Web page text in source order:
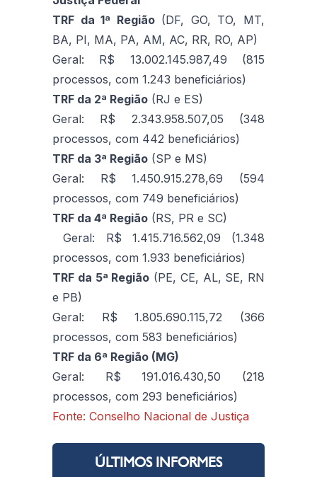
TRF da 1ª Região(DF, GO, TO, MT,
BA, PI, MA, PA, AM, AC, RR, RO, AP)
Geral: R$ 13.002.145.987,49 (815
processos, com 1.243 beneficiários)
TRF da 2ª Região (RJ e ES)
Geral: R$ 2.343.958.507,05 (348
processos, com 442 beneficiários)
TRF da 3ª Região (SP e MS)
Geral: R$ 1.450.915.278,69 (594
processos, com 749 beneficiários)
TRF da 4ª Região (RS, PR e SC)
Geral: R$ 1.415.716.562,09 (1.348
processos, com 1.933 beneficiários)
TRF da 5ª Região (PE, CE, AL, SE, RN
e PB)
Geral: R$ 1.805.690.115,72 (366
processos, com 583 beneficiários)
TRF da 6ª Região (MG)
Geral: R$ 191.016.430,50 (218
processos, com 293 beneficiários)
Fonte: Conselho Nacional de Justiça
ÚLTIMOS INFORMES